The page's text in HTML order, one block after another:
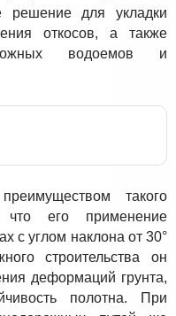
решение для укладки
откосов, а также
водоемов и
такого
что его применение
с углом наклона от 30°
строительства он
деформаций грунта,
полотна. При